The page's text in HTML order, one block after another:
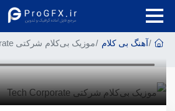
آهنگ بی کلام موزیک بی‌کلام شرکتی Tech Corporate